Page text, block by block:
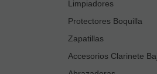
Limpiadores
Protectores Boquilla
Zapatillas
Accesorios Clarinete